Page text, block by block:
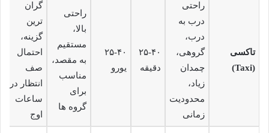
تاکسی
(Taxi)
راحتی
درب به
درب،
گروهی،
چمدان
زیاد،
محدودیت
زمانی
۲۵-۴۰
دقیقه
۲۵-۴۰
یورو
راحتی
بالا،
مستقیم
به مقصد،
مناسب
برای
گروه ها
گران
ترین
گزینه،
احتمال
صف
انتظار در
ساعات
اوج